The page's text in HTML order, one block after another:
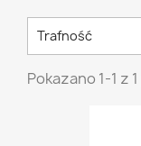
Trafność
Pokazano 1-1 z